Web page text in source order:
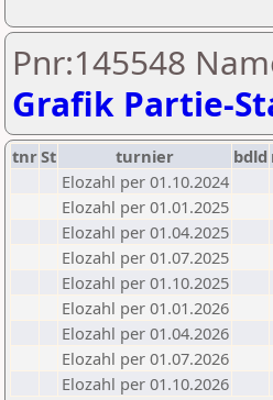
Pnr:145548
Grafik Partie-
tnrSt turnier bdld
Elozahl per 01.10.2024
Elozahl per 01.01.2025
Elozahl per 01.04.2025
Elozahl per 01.07.2025
Elozahl per 01.10.2025
Elozahl per 01.01.2026
Elozahl per 01.04.2026
Elozahl per 01.07.2026
Elozahl per 01.10.2026